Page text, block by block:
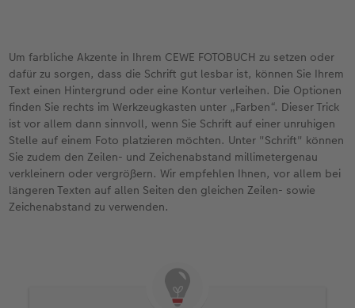
Um farbliche Akzente in Ihrem CEWE FOTOBUCH zu setzen oder
dafür zu sorgen, dass die Schrift gut lesbar ist, können Sie Ihrem
Text einen Hintergrund oder eine Kontur verleihen. Die Optionen
finden Sie rechts im Werkzeugkasten unter „Farben“. Dieser Trick
ist vor allem dann sinnvoll, wenn Sie Schrift auf einer unruhigen
Stelle auf einem Foto platzieren möchten. Unter "Schrift" können
Sie zudem den Zeilen- und Zeichenabstand millimetergenau
verkleinern oder vergrößern. Wir empfehlen Ihnen, vor allem bei
längeren Texten auf allen Seiten den gleichen Zeilen- sowie
Zeichenabstand zu verwenden.